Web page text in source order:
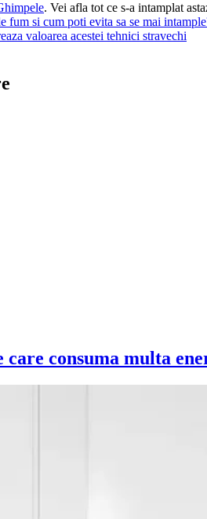
. Vei afla tot ce s-a intamplat
fum si cum poti evita sa se mai
valoarea acestei tehnici stravechi
care consuma multa